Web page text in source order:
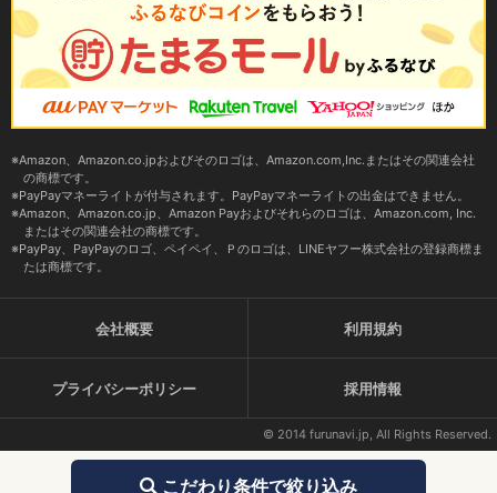
こだわり条件で絞り込み
Amazon、Amazon.co.jpおよびそのロゴは、Amazon.com,Inc.またはその関連会社
の商標です。
PayPayマネーライトが付与されます。PayPayマネーライトの出金はできません。
Amazon、Amazon.co.jp、Amazon Payおよびそれらのロゴは、Amazon.com, Inc.
またはその関連会社の商標です。
PayPay、PayPayのロゴ、ペイペイ、Ｐのロゴは、LINEヤフー株式会社の登録商標ま
たは商標です。
会社概要 利用規約
プライバシーポリシー 採用情報
© 2014 furunavi.jp, All Rights Reserved.